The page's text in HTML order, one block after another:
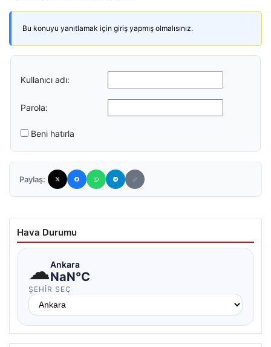
Bu konuyu yanıtlamak için giriş yapmış olmalısınız.
Kullanıcı adı:
Parola:
Beni hatırla
Paylaş:
Hava Durumu
☁Ankara
NaN°C
ŞEHIR SEÇ